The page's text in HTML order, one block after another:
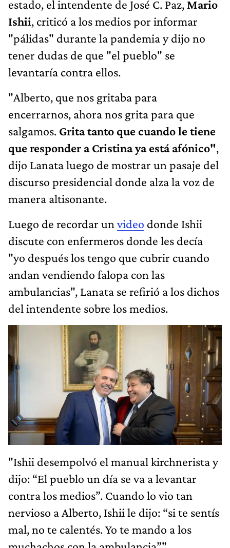
estado, el intendente de José C. Paz, Mario
Ishii, criticó a los medios por informar
"pálidas" durante la pandemia y dijo no
tener dudas de que "el pueblo" se
levantaría contra ellos.
"Alberto, que nos gritaba para
encerrarnos, ahora nos grita para que
salgamos. Grita tanto que cuando le tiene
que responder a Cristina ya está afónico",
dijo Lanata luego de mostrar un pasaje del
discurso presidencial donde alza la voz de
manera altisonante.
Luego de recordar un video donde Ishii
discute con enfermeros donde les decía
"yo después los tengo que cubrir cuando
andan vendiendo falopa con las
ambulancias", Lanata se refirió a los dichos
del intendente sobre los medios.
"Ishii desempolvó el manual kirchnerista y
dijo: “El pueblo un día se va a levantar
contra los medios”. Cuando lo vio tan
nervioso a Alberto, Ishii le dijo: “si te sentís
mal, no te calentés. Yo te mando a los